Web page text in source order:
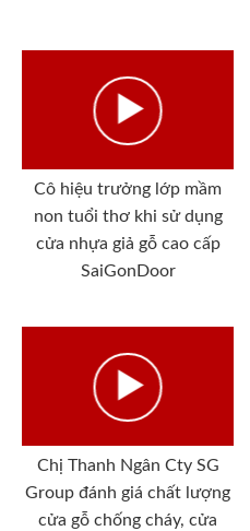
Cô hiệu trưởng lớp mầm
non tuổi thơ khi sử dụng
cửa nhựa giả gỗ cao cấp
SaiGonDoor
Chị Thanh Ngân Cty SG
Group đánh giá chất lượng
cửa gỗ chống cháy, cửa